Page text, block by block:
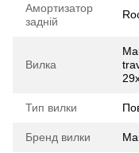
Амортизатор
задній
Вилка
Тип вилки
Бренд вилки